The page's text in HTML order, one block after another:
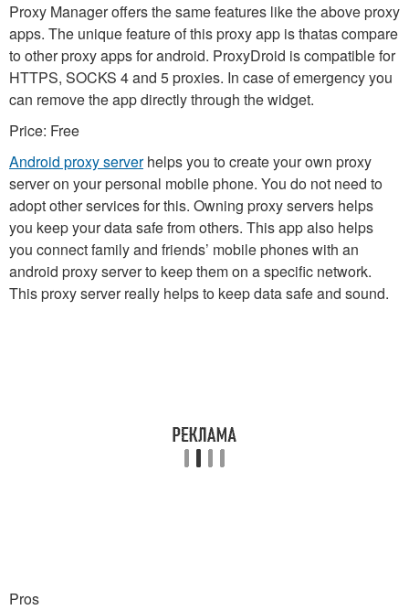
Proxy Manager offers the same features like the above proxy
apps. The unique feature of this proxy app is thatas compare
to other proxy apps for android. ProxyDroid is compatible for
HTTPS, SOCKS 4 and 5 proxies. In case of emergency you
can remove the app directly through the widget.
Price: Free
Android proxy serverhelps you to create your own proxy
server on your personal mobile phone. You do not need to
adopt other services for this. Owning proxy servers helps
you keep your data safe from others. This app also helps
you connect family and friends’ mobile phones with an
android proxy server to keep them on a specific network.
This proxy server really helps to keep data safe and sound.
Pros